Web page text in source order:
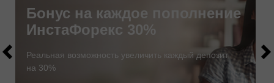
Большая пятерка
от ИнстаФорекс
ИнстаФорекс продолжает претворять
в жизнь ваши самые смелые мечты.
Бонус на каждое пополнение
ИнстаФорекс 30%
Реальная возможность увеличить каждый депозит
на 30%